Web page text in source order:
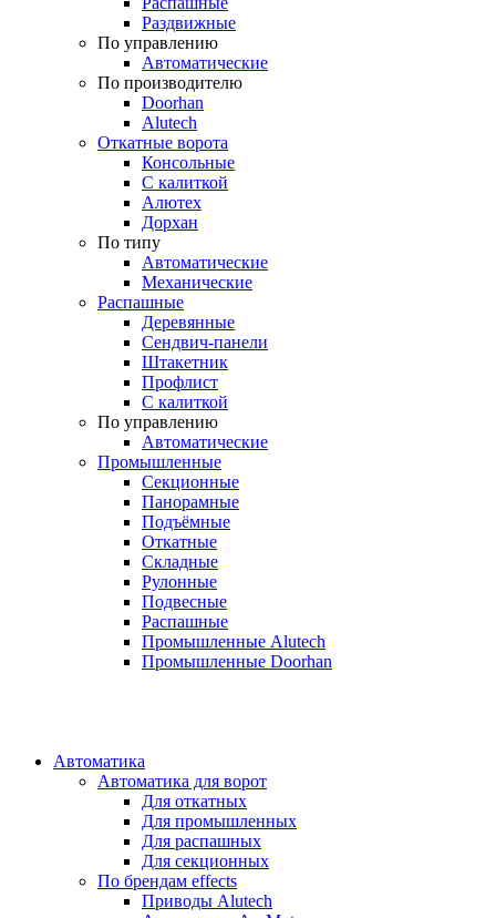
Раздвижные
По управлению
Автоматические
По производителю
Doorhan
Alutech
Откатные ворота
Консольные
С калиткой
Алютех
Дорхан
По типу
Автоматические
Механические
Распашные
Деревянные
Сендвич-панели
Штакетник
Профлист
С калиткой
По управлению
Автоматические
Промышленные
Секционные
Панорамные
Подъёмные
Откатные
Складные
Рулонные
Подвесные
Распашные
Промышленные Alutech
Промышленные Doorhan
Автоматика
Автоматика для ворот
Для откатных
Для промышленных
Для распашных
Для секционных
По брендам effects
Приводы Alutech